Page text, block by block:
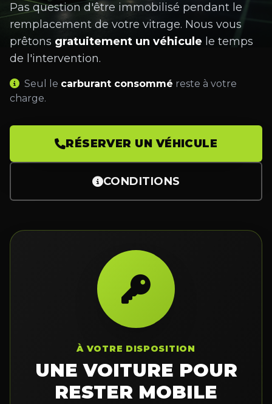
Pas question d'être immobilisé pendant le
remplacement de votre vitrage. Nous vous
prêtons gratuitement un véhicule le temps
de l'intervention.
Seul le carburant consommé reste à votre
charge.
RÉSERVER UN VÉHICULE
CONDITIONS
À VOTRE DISPOSITION
UNE VOITURE POUR
RESTER MOBILE